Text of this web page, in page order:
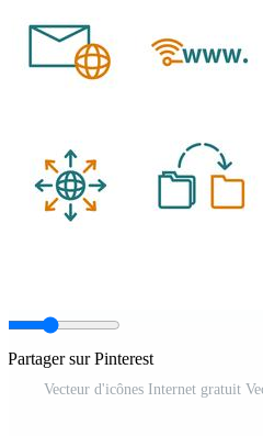
Partager sur Pinterest
Vecteur d'icônes Internet gratuit